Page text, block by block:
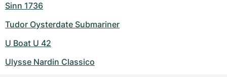
Sinn 1736
Tudor Oysterdate Submariner
U Boat U 42
Ulysse Nardin Classico